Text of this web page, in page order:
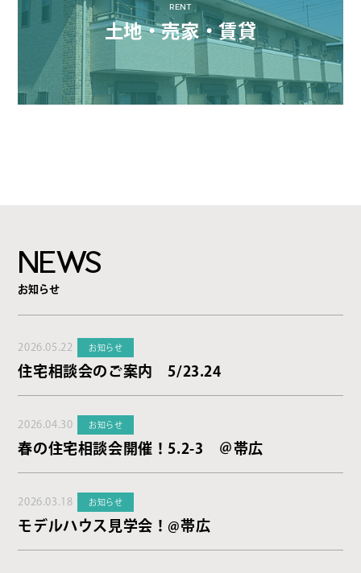
RENT
土地・売家・賃貸
NEWS
お知らせ
2026.05.22 お知らせ
住宅相談会のご案内 5/23.24
2026.04.30 お知らせ
春の住宅相談会開催！5.2-3 ＠帯広
2026.03.18 お知らせ
モデルハウス見学会！@帯広